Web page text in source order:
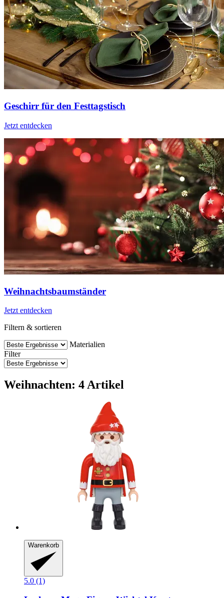
Geschirr für den Festtagstisch
Jetzt entdecken
Weihnachtsbaumständer
Jetzt entdecken
Filtern & sortieren
Materialien
Filter
Weihnachten: 4 Artikel
Warenkorb
5.0 (1)